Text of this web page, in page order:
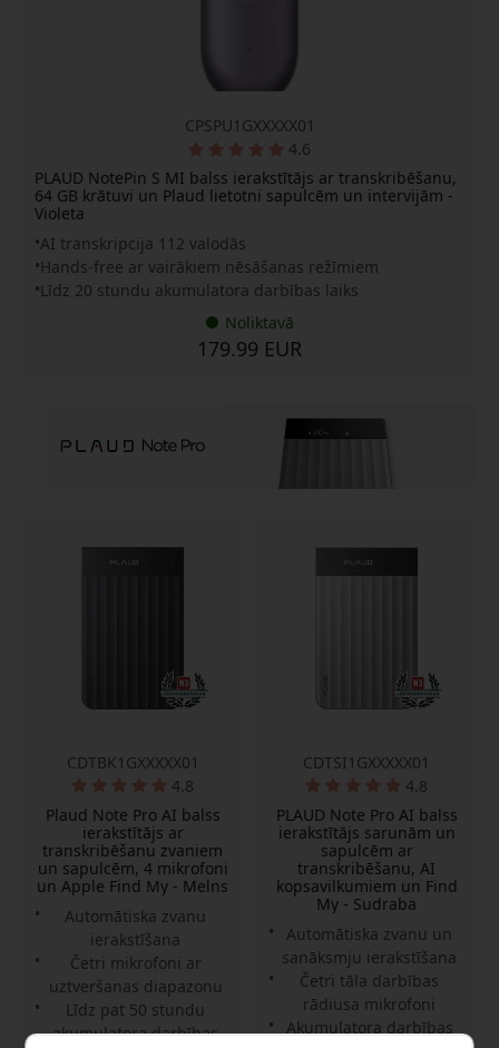
CPSPU1GXXXXX01
4.6
PLAUD NotePin S MI balss ierakstītājs ar transkribēšanu,
64 GB krātuvi un Plaud lietotni sapulcēm un intervijām -
Violeta
AI transkripcija 112 valodās
Hands-free ar vairākiem nēsāšanas režīmiem
Līdz 20 stundu akumulatora darbības laiks
Noliktavā
179.99 EUR
CDTBK1GXXXXX01
4.8
Plaud Note Pro AI balss
ierakstītājs ar
transkribēšanu zvaniem
un sapulcēm, 4 mikrofoni
un Apple Find My - Melns
Automātiska zvanu
ierakstīšana
Četri mikrofoni ar
uztveršanas diapazonu
Līdz pat 50 stundu
akumulatora darbības
CDTSI1GXXXXX01
4.8
PLAUD Note Pro AI balss
ierakstītājs sarunām un
sapulcēm ar
transkribēšanu, AI
kopsavilkumiem un Find
My - Sudraba
Automātiska zvanu un
sanāksmju ierakstīšana
Četri tāla darbības
rādiusa mikrofoni
Akumulatora darbības